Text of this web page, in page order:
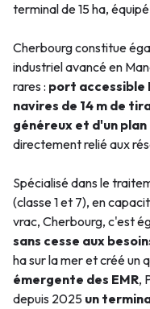
terminal de 15 ha,
Cherbourg constitue
industriel avancé en
rares : port accessible
navires de 14 m de
généreux et d'un
directement relié aux
Spécialisé dans le
(classe 1 et 7), en
vrac, Cherbourg, c'est
sans cesse aux
ha sur la mer et créé un
émergente des EMR,
depuis 2025 un